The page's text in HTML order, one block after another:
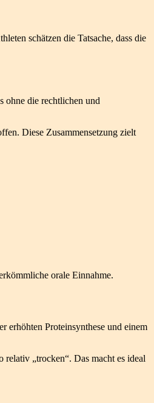
schätzen die Tatsache, dass die
ohne die rechtlichen und
Diese Zusammensetzung zielt
orale Einnahme.
erhöhten Proteinsynthese und einem
„trocken“. Das macht es ideal